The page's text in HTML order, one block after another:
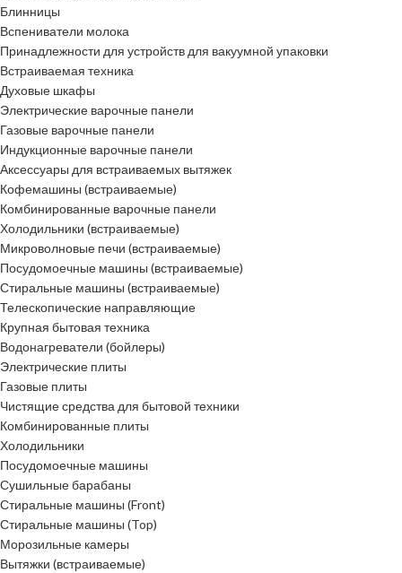
Блинницы
Вспениватели молока
Принадлежности для устройств для вакуумной упаковки
Встраиваемая техника
Духовые шкафы
Электрические варочные панели
Газовые варочные панели
Индукционные варочные панели
Аксессуары для встраиваемых вытяжек
Кофемашины (встраиваемые)
Комбинированные варочные панели
Холодильники (встраиваемые)
Микроволновые печи (встраиваемые)
Посудомоечные машины (встраиваемые)
Стиральные машины (встраиваемые)
Телескопические направляющие
Крупная бытовая техника
Водонагреватели (бойлеры)
Электрические плиты
Газовые плиты
Чистящие средства для бытовой техники
Комбинированные плиты
Холодильники
Посудомоечные машины
Сушильные барабаны
Стиральные машины (Front)
Стиральные машины (Top)
Морозильные камеры
Вытяжки (встраиваемые)